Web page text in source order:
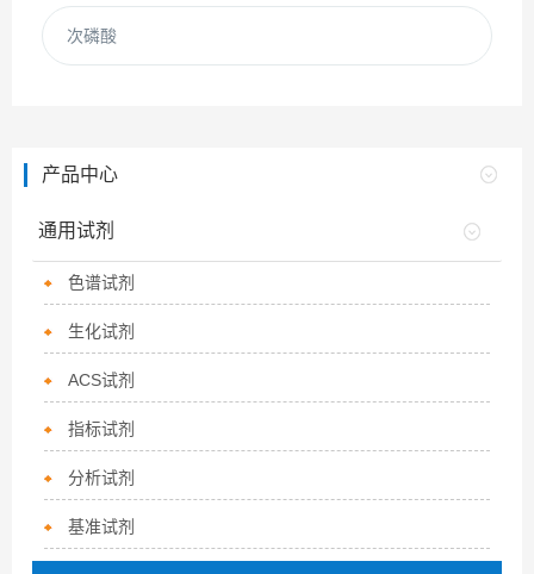
次磷酸
产品中心
通用试剂
色谱试剂
生化试剂
ACS试剂
指标试剂
分析试剂
基准试剂